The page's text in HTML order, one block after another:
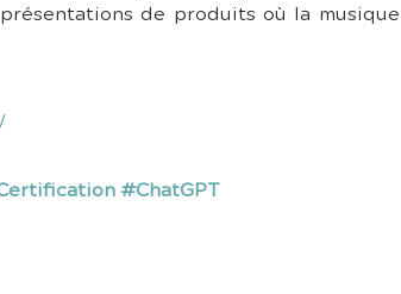
de produits où la
#ChatGPT